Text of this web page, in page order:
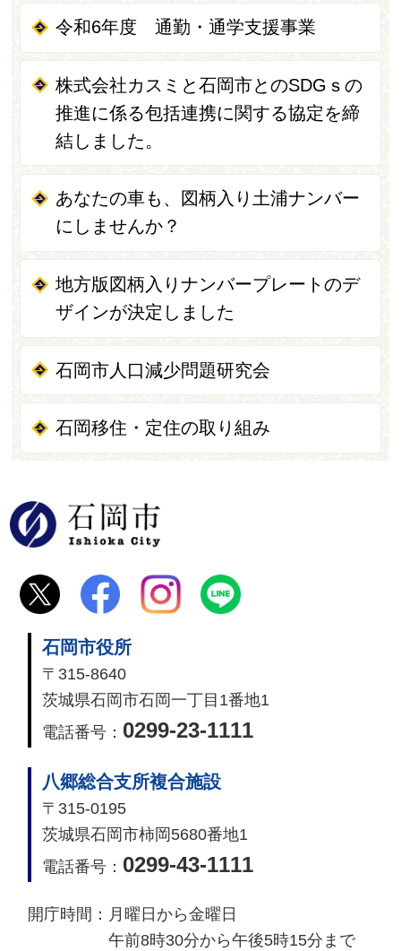
令和6年度 通勤・通学支援事業
株式会社カスミと石岡市とのSDGｓの
推進に係る包括連携に関する協定を締
結しました。
あなたの車も、図柄入り土浦ナンバー
にしませんか？
地方版図柄入りナンバープレートのデ
ザインが決定しました
石岡市人口減少問題研究会
石岡移住・定住の取り組み
石岡市役所
〒315-8640
茨城県石岡市石岡一丁目1番地1
電話番号： 0299-23-1111
八郷総合支所複合施設
〒315-0195
茨城県石岡市柿岡5680番地1
電話番号： 0299-43-1111
開庁時間： 月曜日から金曜日
午前8時30分から午後5時15分まで